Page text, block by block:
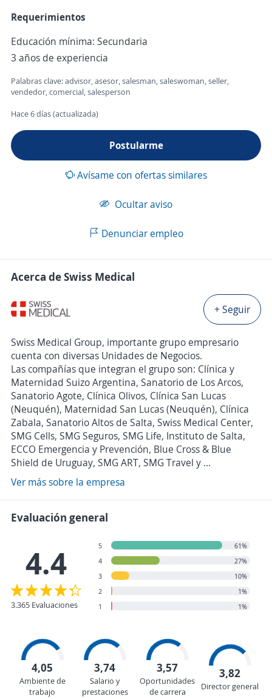
Requerimientos
Educación mínima: Secundaria
3 años de experiencia
Palabras clave: advisor, asesor, salesman, saleswoman, seller,
vendedor, comercial, salesperson
Hace 6 días (actualizada)
Postularme
Avísame con ofertas similares
Ocultar aviso
Denunciar empleo
Acerca de Swiss Medical
+ Seguir
Swiss Medical Group, importante grupo empresario
cuenta con diversas Unidades de Negocios.
Las compañías que integran el grupo son: Clínica y
Maternidad Suizo Argentina, Sanatorio de Los Arcos,
Sanatorio Agote, Clínica Olivos, Clínica San Lucas
(Neuquén), Maternidad San Lucas (Neuquén), Clínica
Zabala, Sanatorio Altos de Salta, Swiss Medical Center,
SMG Cells, SMG Seguros, SMG Life, Instituto de Salta,
ECCO Emergencia y Prevención, Blue Cross & Blue
Shield de Uruguay, SMG ART, SMG Travel y ...
Ver más sobre la empresa
Evaluación general
4.4
3.365 Evaluaciones
5
61%
4
27%
3
10%
2
1%
1
1%
4,05
Ambiente de
trabajo
3,74
Salario y
prestaciones
3,57
Oportunidades
de carrera
3,82
Director general